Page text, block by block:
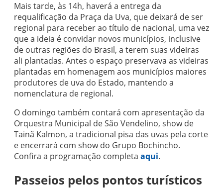
Mais tarde, às 14h, haverá a entrega da
requalificação da Praça da Uva, que deixará de ser
regional para receber ao título de nacional, uma vez
que a ideia é convidar novos municípios, inclusive
de outras regiões do Brasil, a terem suas videiras
ali plantadas. Antes o espaço preservava as videiras
plantadas em homenagem aos municípios maiores
produtores de uva do Estado, mantendo a
nomenclatura de regional.
O domingo também contará com apresentação da
Orquestra Municipal de São Vendelino, show de
Tainã Kalmon, a tradicional pisa das uvas pela corte
e encerrará com show do Grupo Bochincho.
Confira a programação completa aqui.
Passeios pelos pontos turísticos